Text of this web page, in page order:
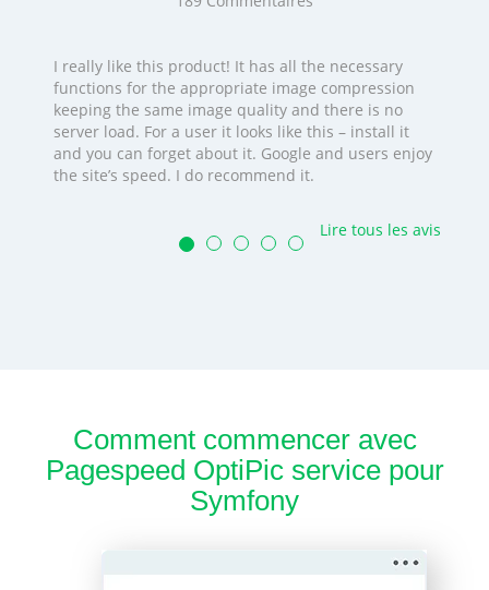
I really like this product! It has all the necessary
functions for the appropriate image compression
keeping the same image quality and there is no
server load. For a user it looks like this – install it
and you can forget about it. Google and users enjoy
the site’s speed. I do recommend it.
Lire tous les avis
Comment commencer avec
Pagespeed OptiPic service pour
Symfony